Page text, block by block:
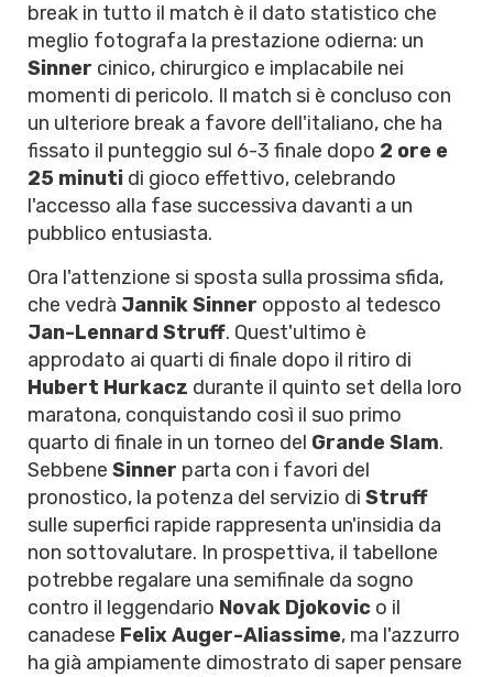
break in tutto il match è il dato statistico che
meglio fotografa la prestazione odierna: un
Sinner cinico, chirurgico e implacabile nei
momenti di pericolo. Il match si è concluso con
un ulteriore break a favore dell'italiano, che ha
fissato il punteggio sul 6-3 finale dopo 2 ore e
25 minuti di gioco effettivo, celebrando
l'accesso alla fase successiva davanti a un
pubblico entusiasta.
Ora l'attenzione si sposta sulla prossima sfida,
che vedrà Jannik Sinner opposto al tedesco
Jan-Lennard Struff. Quest'ultimo è
approdato ai quarti di finale dopo il ritiro di
Hubert Hurkacz durante il quinto set della loro
maratona, conquistando così il suo primo
quarto di finale in un torneo del Grande Slam.
Sebbene Sinner parta con i favori del
pronostico, la potenza del servizio di Struff
sulle superfici rapide rappresenta un'insidia da
non sottovalutare. In prospettiva, il tabellone
potrebbe regalare una semifinale da sogno
contro il leggendario Novak Djokovic o il
canadese Felix Auger-Aliassime, ma l'azzurro
ha già ampiamente dimostrato di saper pensare